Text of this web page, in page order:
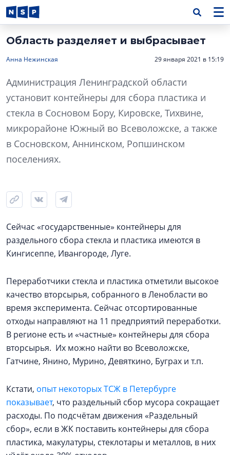
Область разделяет и выбрасывает
Анна Нежинская 29 января 2021 в 15:19
Администрация Ленинградской области
установит контейнеры для сбора пластика и
стекла в Сосновом Бору, Кировске, Тихвине,
микрорайоне Южный во Всеволожске, а также
в Сосновском, Аннинском, Ропшинском
поселениях.
Сейчас «государственные» контейнеры для
раздельного сбора стекла и пластика имеются в
Кингисеппе, Ивангороде, Луге.
Переработчики стекла и пластика отметили высокое
качество вторсырья, собранного в Ленобласти во
время эксперимента. Сейчас отсортированные
отходы направляют на 11 предприятий переработки.
В регионе есть и «частные» контейнеры для сбора
вторсырья. Их можно найти во Всеволожске,
Гатчине, Янино, Мурино, Девяткино, Буграх и т.п.
Кстати, опыт некоторых ТСЖ в Петербурге
показывает, что раздельный сбор мусора сокращает
расходы. По подсчётам движения «Раздельный
сбор», если в ЖК поставить контейнеры для сбора
пластика, макулатуры, стеклотары и металлов, в них